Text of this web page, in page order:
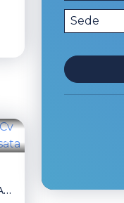
1.5 Ecoblue 120 Cv 2wd St-Line Auto Suv